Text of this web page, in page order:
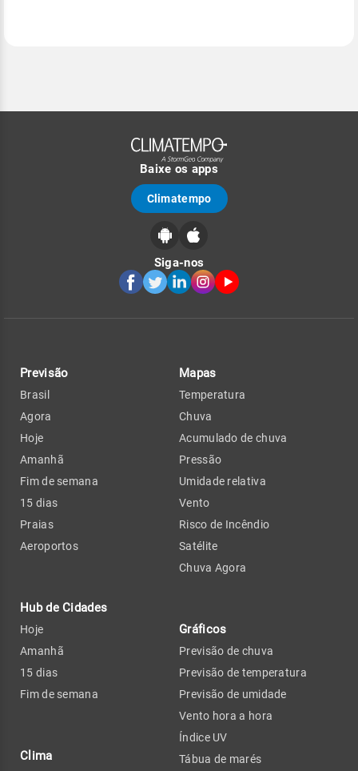
Baixe os apps
Climatempo
Siga-nos
Previsão
Brasil
Agora
Hoje
Amanhã
Fim de semana
15 dias
Praias
Aeroportos
Hub de Cidades
Hoje
Amanhã
15 dias
Fim de semana
Clima
Mapas
Temperatura
Chuva
Acumulado de chuva
Pressão
Umidade relativa
Vento
Risco de Incêndio
Satélite
Chuva Agora
Gráficos
Previsão de chuva
Previsão de temperatura
Previsão de umidade
Vento hora a hora
Índice UV
Tábua de marés